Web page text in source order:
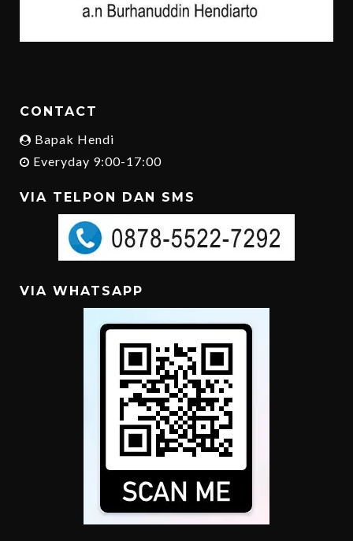
CONTACT
Bapak Hendi
Everyday 9:00-17:00
VIA TELPON DAN SMS
VIA WHATSAPP